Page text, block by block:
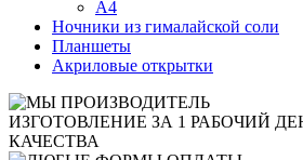
А4
Ночники из гималайской соли
Планшеты
Акриловые открытки
ИЗГОТОВЛЕНИЕ ЗА 1 РАБОЧИЙ
КАЧЕСТВА